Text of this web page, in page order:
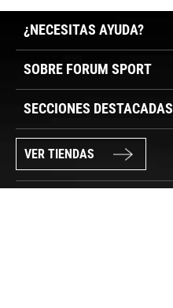
¿NECESITAS AYUDA?
SOBRE FORUM SPORT
SECCIONES DESTACADAS
VER TIENDAS